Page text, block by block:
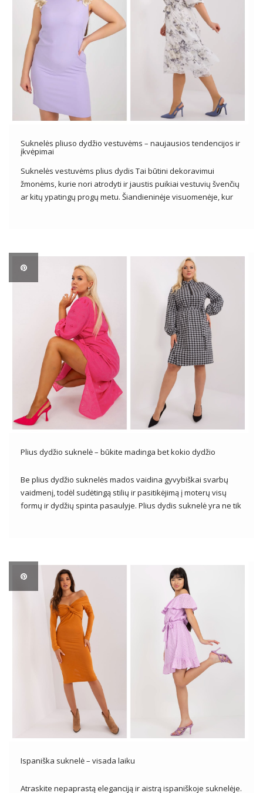
Suknelės pliuso dydžio vestuvėms – naujausios tendencijos ir
įkvėpimai
Suknelės vestuvėms plius dydis Tai būtini dekoravimui
žmonėms, kurie nori atrodyti ir jaustis puikiai vestuvių švenčių
ar kitų ypatingų progų metu. Šiandieninėje visuomenėje, kur
Plius dydžio suknelė – būkite madinga bet kokio dydžio
Be plius dydžio suknelės mados vaidina gyvybiškai svarbų
vaidmenį, todėl sudėtingą stilių ir pasitikėjimą į moterų visų
formų ir dydžių spinta pasaulyje. Plius dydis suknelė yra ne tik
Ispaniška suknelė – visada laiku
Atraskite nepaprastą eleganciją ir aistrą ispaniškoje suknelėje.